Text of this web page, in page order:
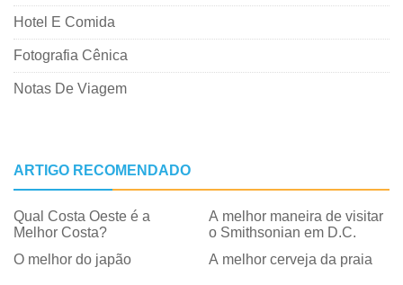
Hotel E Comida
Fotografia Cênica
Notas De Viagem
ARTIGO RECOMENDADO
Qual Costa Oeste é a
Melhor Costa?
A melhor maneira de visitar
o Smithsonian em D.C.
O melhor do japão
A melhor cerveja da praia